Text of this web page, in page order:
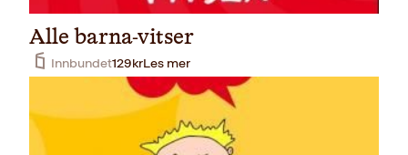
Alle barna-vitser
Innbundet129krLes mer